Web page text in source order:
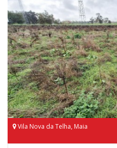
Vila Nova da Telha, Maia